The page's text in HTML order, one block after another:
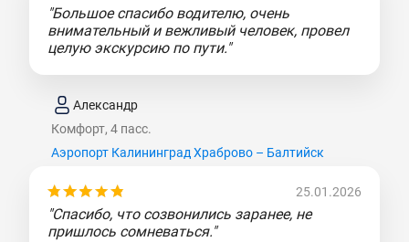
"Большое спасибо водителю, очень
внимательный и вежливый человек, провел
целую экскурсию по пути."
Александр
Комфорт, 4 пасс.
Аэропорт Калининград Храброво – Балтийск
25.01.2026
"Спасибо, что созвонились заранее, не
пришлось сомневаться."